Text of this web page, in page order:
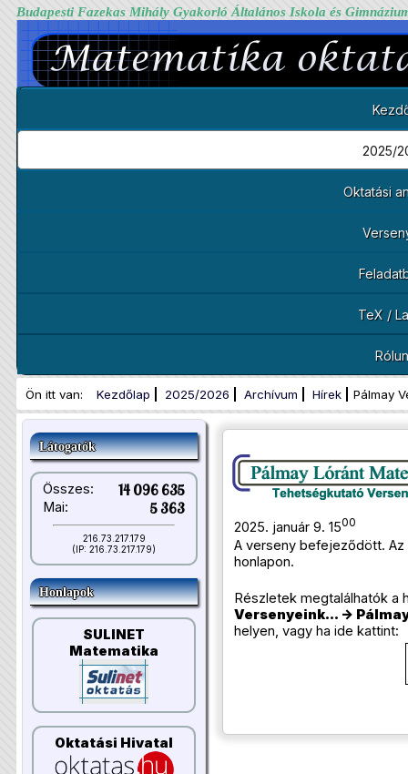
Budapesti Fazekas Mihály Gyakorló Általános Iskola és
2025/
Oktatási
TeX /
Ön itt van: Kezdőlap 2025/2026 Archívum Hírek Pálmay
Látogatók
Összes: 14 096 635
Mai: 5 363
216.73.217.179
(IP: 216.73.217.179)
Honlapok
SULINET
Matematika
Oktatási Hivatal
2025. január 9. 1500
A verseny befejeződött.
honlapon.
Részletek megtalálhatók a
Versenyeink... ->
helyen, vagy ha ide kattint: